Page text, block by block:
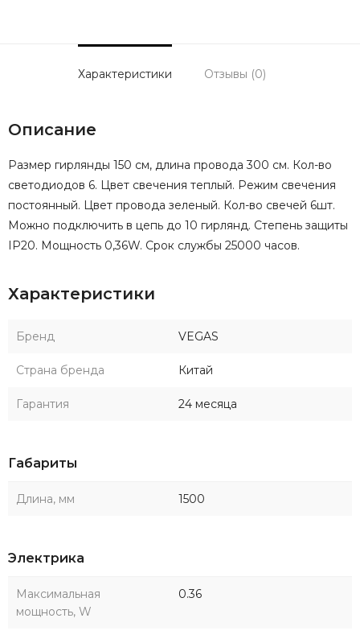
Характеристики Отзывы (0)
Описание
Размер гирлянды 150 см, длина провода 300 см. Кол-во
светодиодов 6. Цвет свечения теплый. Режим свечения
постоянный. Цвет провода зеленый. Кол-во свечей 6шт.
Можно подключить в цепь до 10 гирлянд. Степень защиты
IP20. Мощность 0,36W. Срок службы 25000 часов.
Характеристики
Бренд VEGAS
Страна бренда Китай
Гарантия 24 месяца
Габариты
Длина, мм 1500
Электрика
Максимальная
мощность, W
0.36